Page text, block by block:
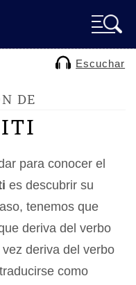
Escuchar
DE
para conocer el
es descubrir su
tenemos que
deriva del verbo
deriva del verbo
como